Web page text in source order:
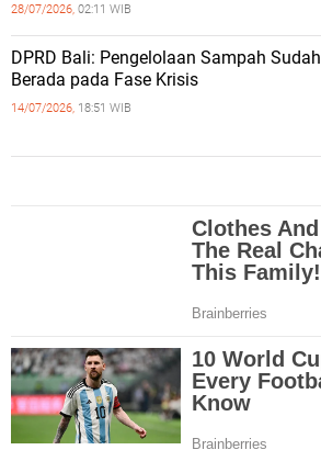
28/07/2026, 02:11 WIB
DPRD Bali: Pengelolaan Sampah Sudah
Berada pada Fase Krisis
14/07/2026, 18:51 WIB